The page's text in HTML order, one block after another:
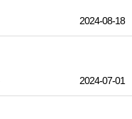
2024-08-18
2024-07-01